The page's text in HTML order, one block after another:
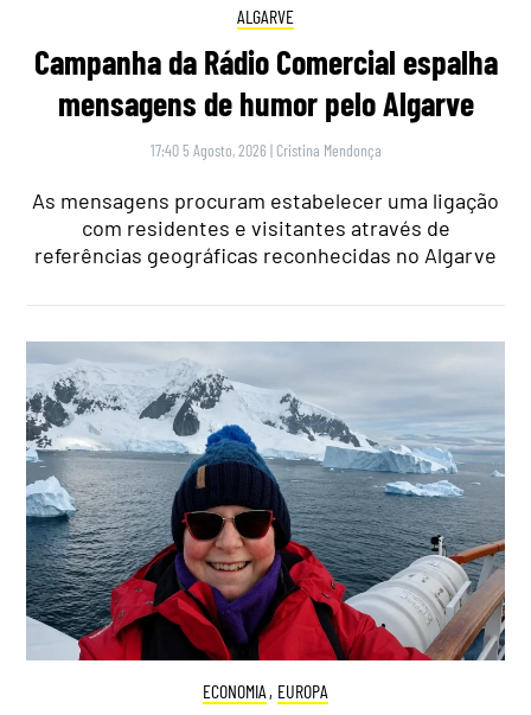
ALGARVE
Campanha da Rádio Comercial espalha
mensagens de humor pelo Algarve
17:40 5 Agosto, 2026 | Cristina Mendonça
As mensagens procuram estabelecer uma ligação
com residentes e visitantes através de
referências geográficas reconhecidas no Algarve
ECONOMIA , EUROPA